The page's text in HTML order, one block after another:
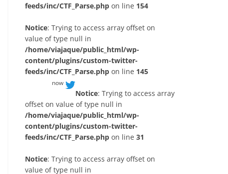
feeds/inc/CTF_Parse.php on line 154
Notice: Trying to access array offset on
value of type null in
/home/viajaque/public_html/wp-
content/plugins/custom-twitter-
feeds/inc/CTF_Parse.php on line 145
now
Notice: Trying to access array
offset on value of type null in
/home/viajaque/public_html/wp-
content/plugins/custom-twitter-
feeds/inc/CTF_Parse.php on line 31
Notice: Trying to access array offset on
value of type null in